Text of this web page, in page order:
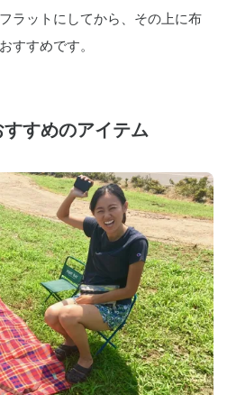
ラットにしてから、その上に布
すすめです。
すめのアイテム